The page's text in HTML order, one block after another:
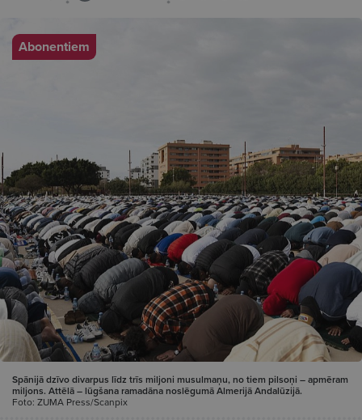
Abonentiem
Spānijā dzīvo divarpus līdz trīs miljoni musulmaņu, no tiem pilsoņi – apmēram
miljons. Attēlā – lūgšana ramadāna noslēgumā Almerijā Andalūzijā.
Foto: ZUMA Press/Scanpix